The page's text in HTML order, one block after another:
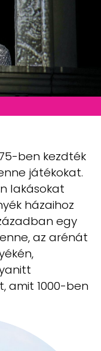
ben kezdték
játékokat.
lakásokat
házaihoz
egy
az arénát
amit 1000-ben